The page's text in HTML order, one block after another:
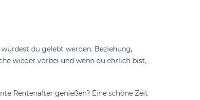
du gelebt werden. Beziehung,
wieder vorbei und wenn du ehrlich bist,
Rentenalter genießen? Eine schöne Zeit